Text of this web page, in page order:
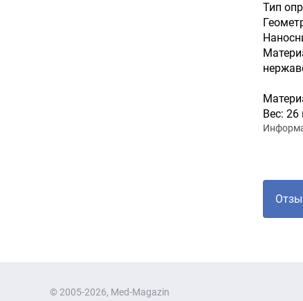
Тип
Вес: 26
© 2005-2026, Med-Magazin